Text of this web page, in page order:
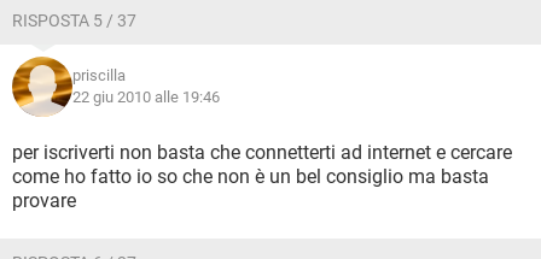
RISPOSTA 5 / 37
priscilla
22 giu 2010 alle 19:46
per iscriverti non basta che connetterti ad internet e cercare
come ho fatto io so che non è un bel consiglio ma basta
provare